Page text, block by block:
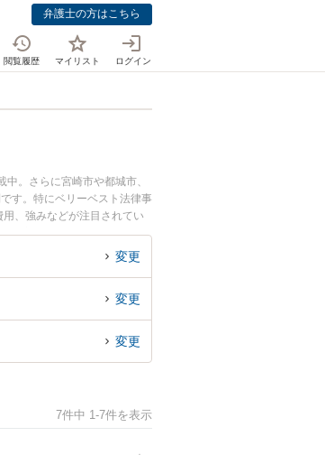
弁護士の方はこちら
閲覧履歴 マイリスト ログイン
。さらに宮崎市や都城市、
す。特にベリーベスト法律事
、強みなどが注目されてい
豊富な近くの弁護士を検索し
変更
変更
変更
7件中 1-7件を表示